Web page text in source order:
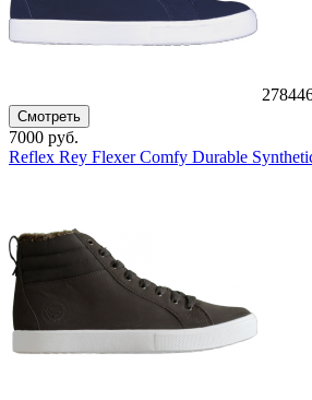
Смотреть
7000 руб.
Reflex Rey Flexer Comfy Durable